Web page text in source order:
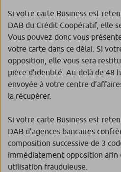
Si votre carte Business est
DAB du Crédit Coopératif, elle
Vous pouvez donc vous
votre carte dans ce délai. Si
opposition, elle vous sera
pièce d’identité. Au-delà de 48
envoyée à votre centre
la récupérer.
Si votre carte Business est
DAB d’agences bancaires
composition successive de 3
immédiatement opposition afin
utilisation frauduleuse.